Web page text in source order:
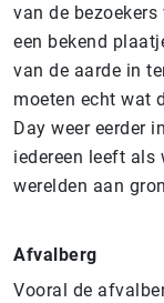
van de
een bekend
van de aarde in
moeten echt wat
Day weer eerder
iedereen leeft als
werelden aan
Afvalberg
Vooral de